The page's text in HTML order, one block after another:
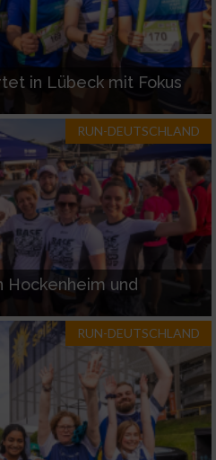
in Lübeck mit Fokus
RUN-DEUTSCHLAND
Hockenheim und
RUN-DEUTSCHLAND